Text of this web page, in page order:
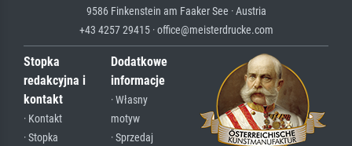
9586 Finkenstein am Faaker See · Austria
+43 4257 29415 · office@meisterdrucke.com
Stopka
redakcyjna i
kontakt
· Kontakt
· Stopka
Dodatkowe
informacje
· Własny
motyw
· Sprzedaj